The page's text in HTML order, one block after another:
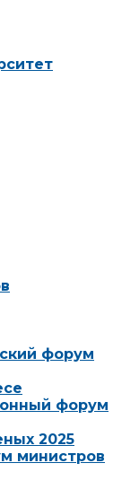
форум
форум
2025
министров